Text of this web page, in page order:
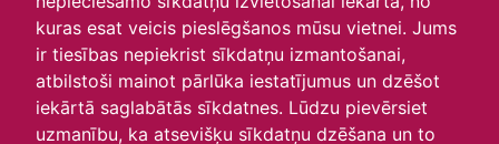
kuras esat veicis pieslēgšanos mūsu vietnei. Jums
ir tiesības nepiekrist sīkdatņu izmantošanai,
atbilstoši mainot pārlūka iestatījumus un dzēšot
iekārtā saglabātās sīkdatnes. Lūdzu pievērsiet
uzmanību, ka atsevišķu sīkdatņu dzēšana un to
29.09.2025
23.septembrī 9.klses skolēni tikās ar pašvaldības
lēmējvaras pārstāvi - vides
pārvaldības speciālistu, Engures dabas parka direktoru
Robertu Šiliņu. Diskusiju
organizēja projekta Erasmus+ “Planēta bez atkritumiem